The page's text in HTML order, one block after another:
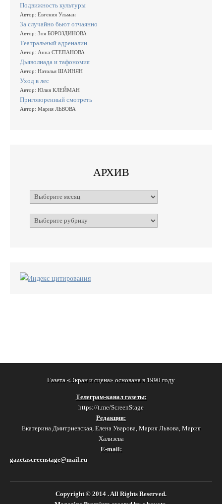
Подвижность культуры
Автор: Евгения Ульман
За случайно бьют отчаянно
Автор: Зоя БОРОЗДИНОВА
Театральный адреналин
Автор: Анна СТЕПАНОВА
Дьяволиада и тафономия
Автор: Наталья ШАИНЯН
Уход в лес
Автор: Юлия КЛЕЙМАН
Приговоренный смотреть
Автор: Мария ЛЬВОВА
АРХИВ
Архивы
Рубрики
Газета «Экран и сцена» основана в 1990 году
Телеграм-канал газеты:
https://t.me/ScreenStage
Редакция:
Екатерина Дмитриевская, Елена Уварова, Мария Львова, Мария
Хализева
E-mail:
gazetascreenstage@mail.ru
Copyright © 2014 . All Rights Reserved.